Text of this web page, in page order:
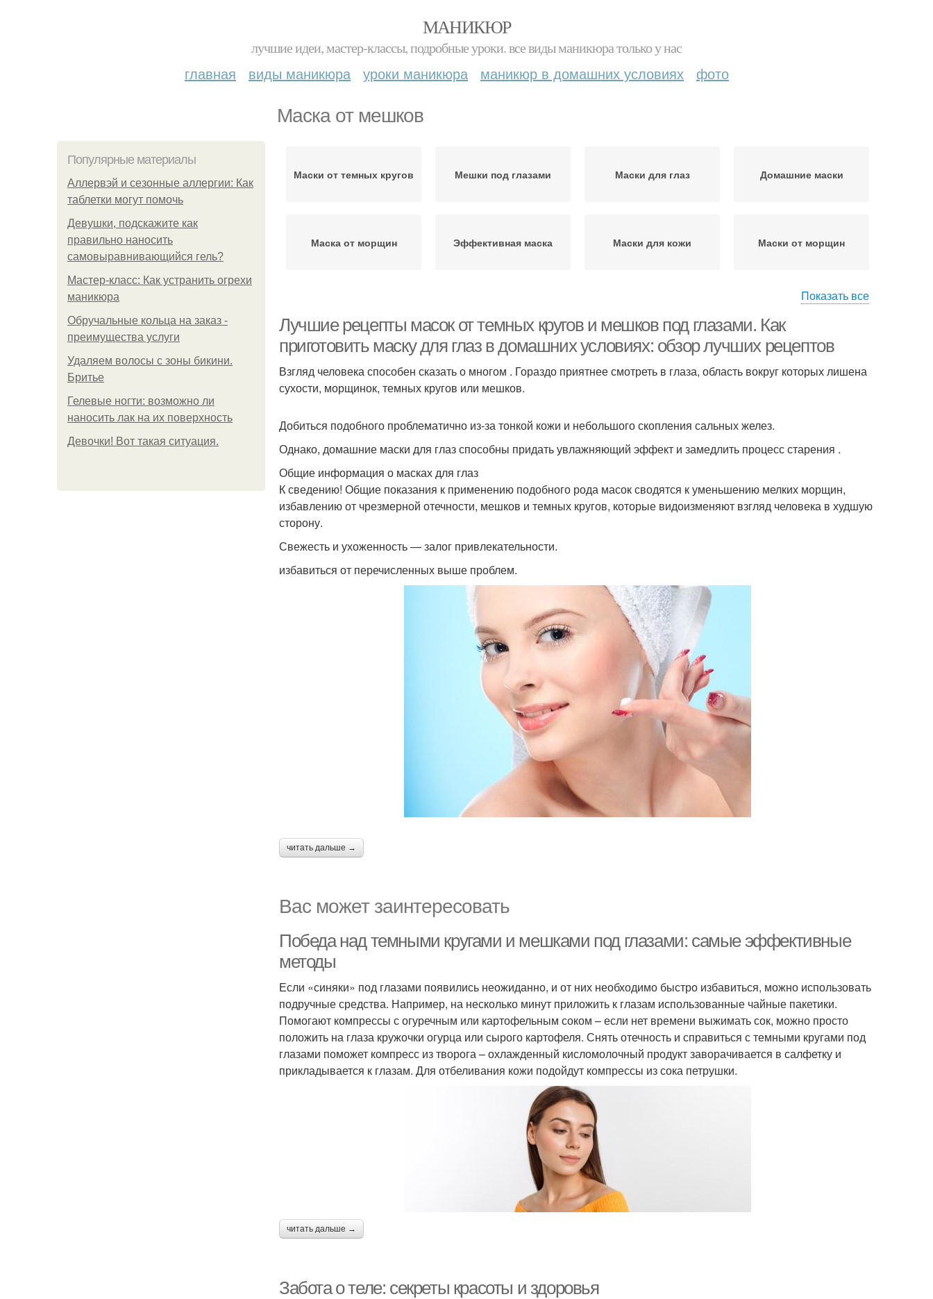
МАНИКЮР
лучшие идеи, мастер-классы, подробные уроки. все виды маникюра только у нас
главная виды маникюра уроки маникюра маникюр в домашних условиях фото
Маска от мешков
Популярные материалы
Аллервэй и сезонные аллергии: Как
таблетки могут помочь
Девушки, подскажите как
правильно наносить
самовыравнивающийся гель?
Мастер-класс: Как устранить огрехи
маникюра
Обручальные кольца на заказ -
преимущества услуги
Удаляем волосы с зоны бикини.
Бритье
Гелевые ногти: возможно ли
наносить лак на их поверхность
Девочки! Вот такая ситуация.
Маски от темных кругов Мешки под глазами Маски для глаз Домашние маски
Маска от морщин Эффективная маска Маски для кожи Маски от морщин
мешков
Показать все
Лучшие рецепты масок от темных кругов и мешков под глазами. Как
приготовить маску для глаз в домашних условиях: обзор лучших рецептов
Взгляд человека способен сказать о многом . Гораздо приятнее смотреть в глаза, область вокруг которых лишена
сухости, морщинок, темных кругов или мешков.
Добиться подобного проблематично из-за тонкой кожи и небольшого скопления сальных желез.
Однако, домашние маски для глаз способны придать увлажняющий эффект и замедлить процесс старения .
Общие информация о масках для глаз
К сведению! Общие показания к применению подобного рода масок сводятся к уменьшению мелких морщин,
избавлению от чрезмерной отечности, мешков и темных кругов, которые видоизменяют взгляд человека в худшую
сторону.
Свежесть и ухоженность — залог привлекательности.
избавиться от перечисленных выше проблем.
читать дальше →
Вас может заинтересовать
Победа над темными кругами и мешками под глазами: самые эффективные
методы
Если «синяки» под глазами появились неожиданно, и от них необходимо быстро избавиться, можно использовать
подручные средства. Например, на несколько минут приложить к глазам использованные чайные пакетики.
Помогают компрессы с огуречным или картофельным соком – если нет времени выжимать сок, можно просто
положить на глаза кружочки огурца или сырого картофеля. Снять отечность и справиться с темными кругами под
глазами поможет компресс из творога – охлажденный кисломолочный продукт заворачивается в салфетку и
прикладывается к глазам. Для отбеливания кожи подойдут компрессы из сока петрушки.
читать дальше →
Забота о теле: секреты красоты и здоровья